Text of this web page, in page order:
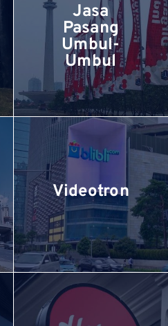
Jasa
Pasang
Umbul-
Umbul
Videotron